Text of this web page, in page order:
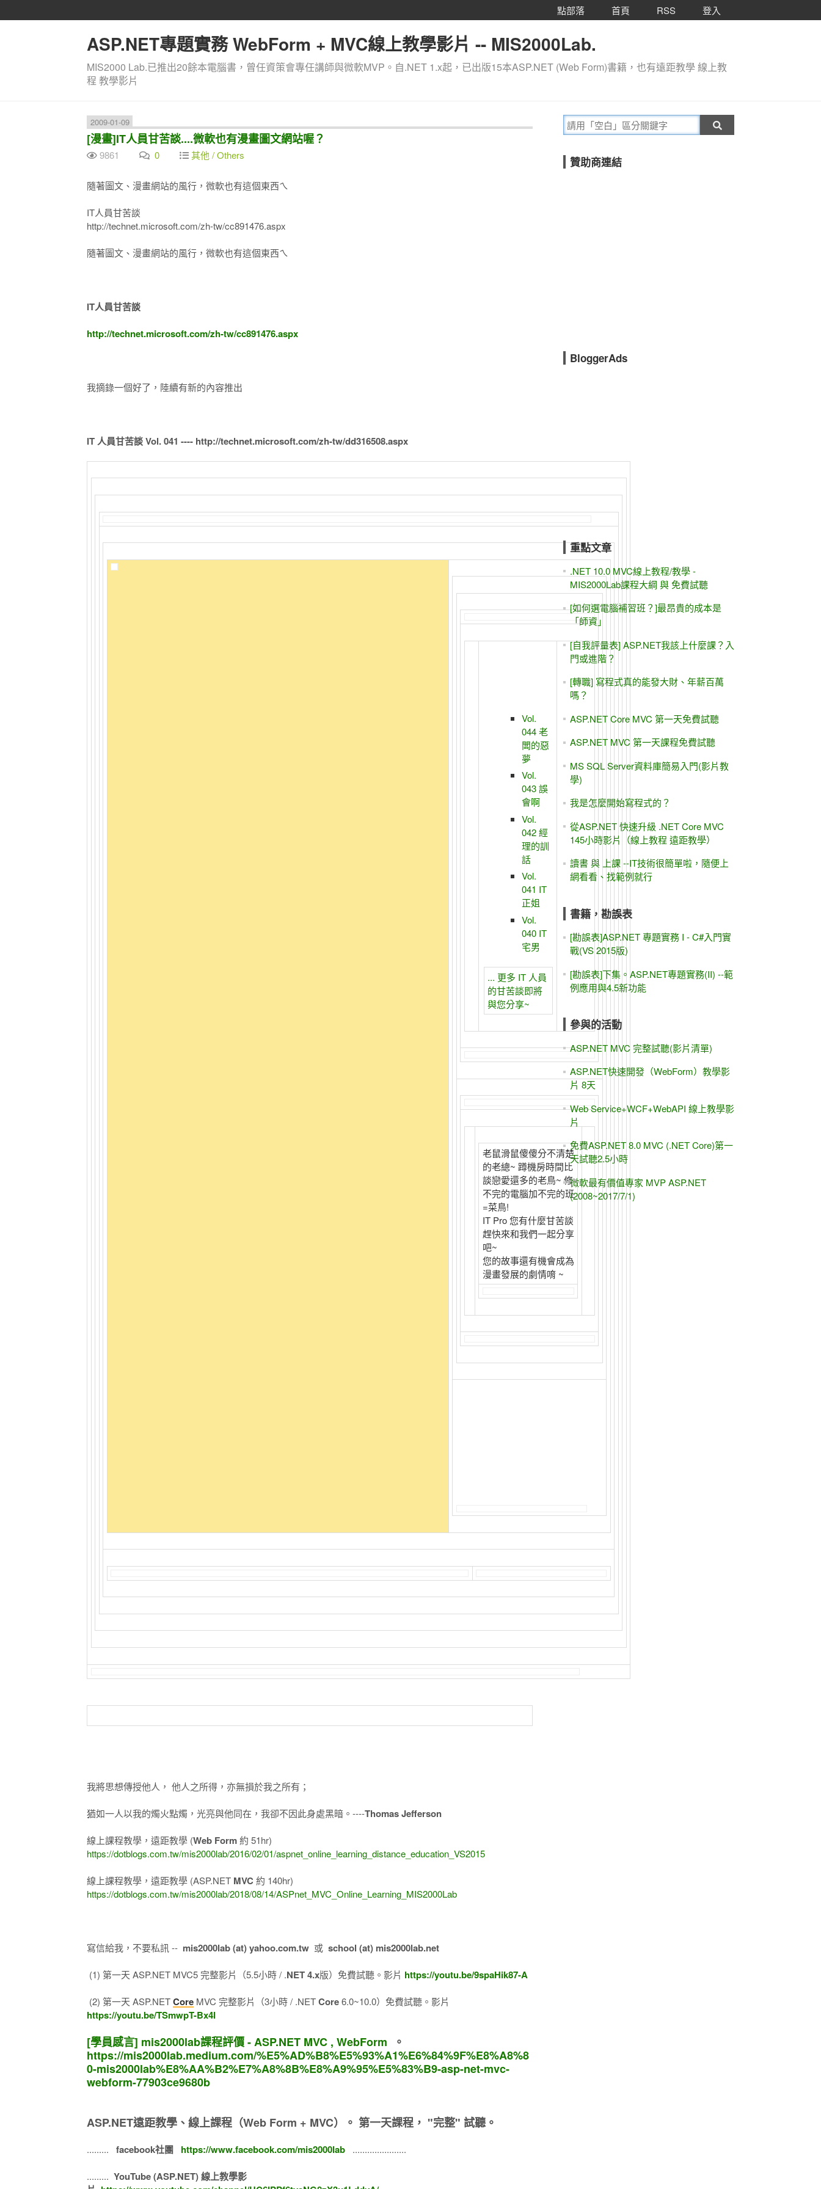
點部落 首頁 RSS 登入
ASP.NET專題實務 WebForm + MVC線上教學影片 -- MIS2000Lab.
MIS2000 Lab.已推出20餘本電腦書，曾任資策會專任講師與微軟MVP。自.NET 1.x起，已出版15本ASP.NET (Web Form)書籍，也有遠距教學 線上教
程 教學影片
2009-01-09
[漫畫]IT人員甘苦談....微軟也有漫畫圖文網站喔？
9861 0 其他 / Others
隨著圖文、漫畫網站的風行，微軟也有這個東西ㄟ
IT人員甘苦談
http://technet.microsoft.com/zh-tw/cc891476.aspx
隨著圖文、漫畫網站的風行，微軟也有這個東西ㄟ
IT人員甘苦談
http://technet.microsoft.com/zh-tw/cc891476.aspx
我摘錄一個好了，陸續有新的內容推出
IT 人員甘苦談 Vol. 041 ---- http://technet.microsoft.com/zh-tw/dd316508.aspx
Vol.
044 老
闆的惡
夢
Vol.
043 誤
會啊
Vol.
042 經
理的訓
話
Vol.
041 IT
正姐
Vol.
040 IT
宅男
... 更多 IT 人員
的甘苦談即將
與您分享~
老鼠滑鼠傻傻分不清楚
的老總~ 蹲機房時間比
談戀愛還多的老鳥~ 修
不完的電腦加不完的班
=菜鳥!
IT Pro 您有什麼甘苦談
趕快來和我們一起分享
吧~
您的故事還有機會成為
漫畫發展的劇情唷 ~
我將思想傳授他人， 他人之所得，亦無損於我之所有；
猶如一人以我的燭火點燭，光亮與他同在，我卻不因此身處黑暗。----Thomas Jefferson
線上課程教學，遠距教學 (Web Form約 51hr)
https://dotblogs.com.tw/mis2000lab/2016/02/01/aspnet_online_learning_distance_education_VS2015
線上課程教學，遠距教學 (ASP.NET MVC 約 140hr)
https://dotblogs.com.tw/mis2000lab/2018/08/14/ASPnet_MVC_Online_Learning_MIS2000Lab
寫信給我，不要私訊 -- mis2000lab (at) yahoo.com.tw 或 school (at) mis2000lab.net
(1) 第一天 ASP.NET MVC5 完整影片（5.5小時 / .NET 4.x版）免費試聽。影片 https://youtu.be/9spaHik87-A
(2) 第一天 ASP.NETCore MVC 完整影片（3小時 / .NETCore6.0~10.0）免費試聽。影片
https://youtu.be/TSmwpT-Bx4I
[學員感言] mis2000lab課程評價 - ASP.NET MVC , WebForm 。
https://mis2000lab.medium.com/%E5%AD%B8%E5%93%A1%E6%84%9F%E8%A8%8
0-mis2000lab%E8%AA%B2%E7%A8%8B%E8%A9%95%E5%83%B9-asp-net-mvc-
webform-77903ce9680b
ASP.NET遠距教學、線上課程（Web Form + MVC）。 第一天課程， "完整" 試聽。
......... facebook社團 https://www.facebook.com/mis2000lab ......................
......... YouTube (ASP.NET) 線上教學影
贊助商連結
BloggerAds
重點文章
.NET 10.0 MVC線上教程/教學 -
MIS2000Lab課程大綱 與 免費試聽
[如何選電腦補習班？]最昂貴的成本是
「師資」
[自我評量表] ASP.NET我該上什麼課？入
門或進階？
[轉職] 寫程式真的能發大財、年薪百萬
嗎？
ASP.NET Core MVC 第一天免費試聽
ASP.NET MVC 第一天課程免費試聽
MS SQL Server資料庫簡易入門(影片教
學)
我是怎麼開始寫程式的？
從ASP.NET 快速升級 .NET Core MVC
145小時影片（線上教程 遠距教學）
讀書 與 上課 --IT技術很簡單啦，隨便上
網看看、找範例就行
書籍，勘誤表
[勘誤表]ASP.NET 專題實務 I - C#入門實
戰(VS 2015版)
[勘誤表]下集。ASP.NET專題實務(II) --範
例應用與4.5新功能
參與的活動
ASP.NET MVC 完整試聽(影片清單)
ASP.NET快速開發（WebForm）教學影
片 8天
Web Service+WCF+WebAPI 線上教學影
片
免費ASP.NET 8.0 MVC (.NET Core)第一
天試聽2.5小時
微軟最有價值專家 MVP ASP.NET
(2008~2017/7/1)